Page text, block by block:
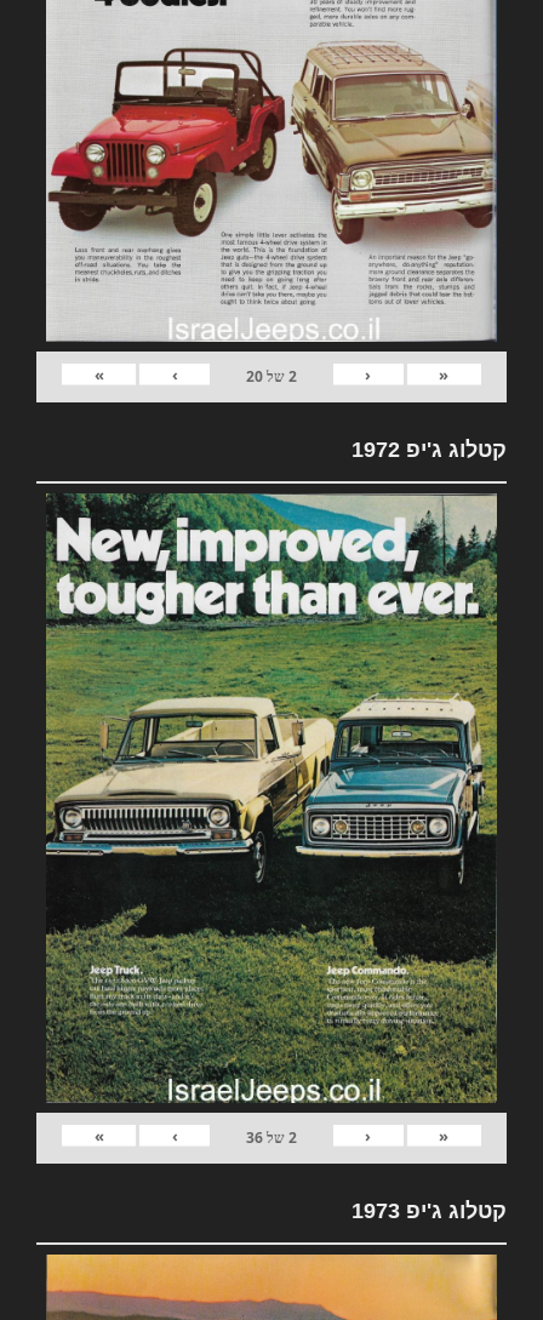
«
‹
2של20
›
»
קטלוג ג'יפ 1972
«
‹
2של36
›
»
קטלוג ג'יפ 1973